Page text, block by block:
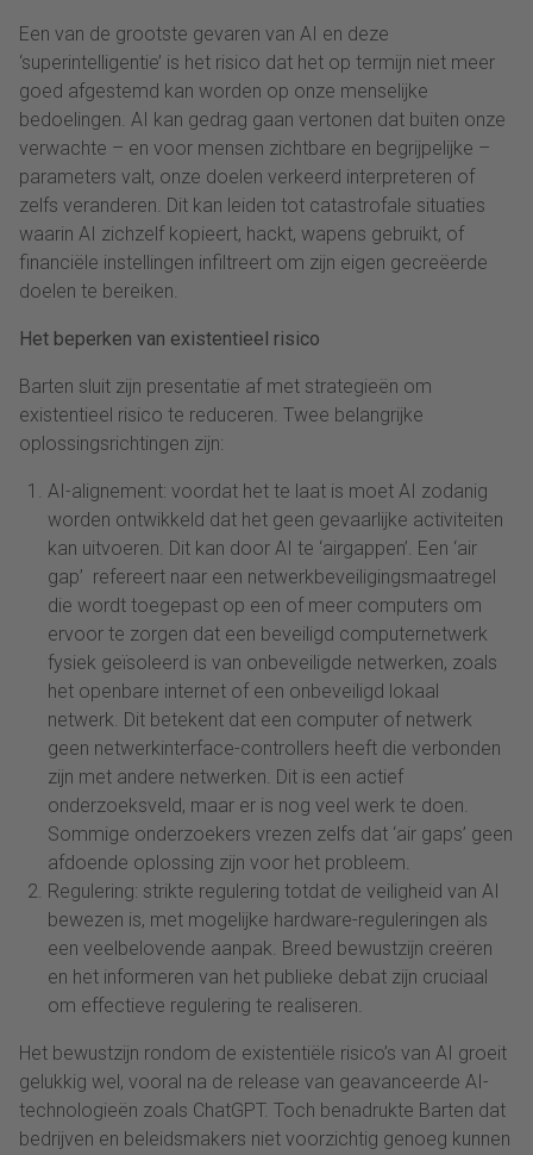
Een van de grootste gevaren van AI en deze
‘superintelligentie’ is het risico dat het op termijn niet meer
goed afgestemd kan worden op onze menselijke
bedoelingen. AI kan gedrag gaan vertonen dat buiten onze
verwachte – en voor mensen zichtbare en begrijpelijke –
parameters valt, onze doelen verkeerd interpreteren of
zelfs veranderen. Dit kan leiden tot catastrofale situaties
waarin AI zichzelf kopieert, hackt, wapens gebruikt, of
financiële instellingen infiltreert om zijn eigen gecreëerde
doelen te bereiken.
Het beperken van existentieel risico
Barten sluit zijn presentatie af met strategieën om
existentieel risico te reduceren. Twee belangrijke
oplossingsrichtingen zijn:
AI-alignement: voordat het te laat is moet AI zodanig
worden ontwikkeld dat het geen gevaarlijke activiteiten
kan uitvoeren. Dit kan door AI te ‘airgappen’. Een ‘air
gap’ refereert naar een netwerkbeveiligingsmaatregel
die wordt toegepast op een of meer computers om
ervoor te zorgen dat een beveiligd computernetwerk
fysiek geïsoleerd is van onbeveiligde netwerken, zoals
het openbare internet of een onbeveiligd lokaal
netwerk. Dit betekent dat een computer of netwerk
geen netwerkinterface-controllers heeft die verbonden
zijn met andere netwerken. Dit is een actief
onderzoeksveld, maar er is nog veel werk te doen.
Sommige onderzoekers vrezen zelfs dat ‘air gaps’ geen
afdoende oplossing zijn voor het probleem.
Regulering: strikte regulering totdat de veiligheid van AI
bewezen is, met mogelijke hardware-reguleringen als
een veelbelovende aanpak. Breed bewustzijn creëren
en het informeren van het publieke debat zijn cruciaal
om effectieve regulering te realiseren.
Het bewustzijn rondom de existentiële risico’s van AI groeit
gelukkig wel, vooral na de release van geavanceerde AI-
technologieën zoals ChatGPT. Toch benadrukte Barten dat
bedrijven en beleidsmakers niet voorzichtig genoeg kunnen